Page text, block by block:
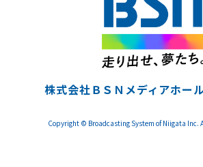
株式会社ＢＳＮメディアホー
Copyright © Broadcasting System of Niigata Inc.